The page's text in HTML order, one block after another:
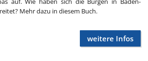
Mehr dazu in diesem Buch.
weitere Infos